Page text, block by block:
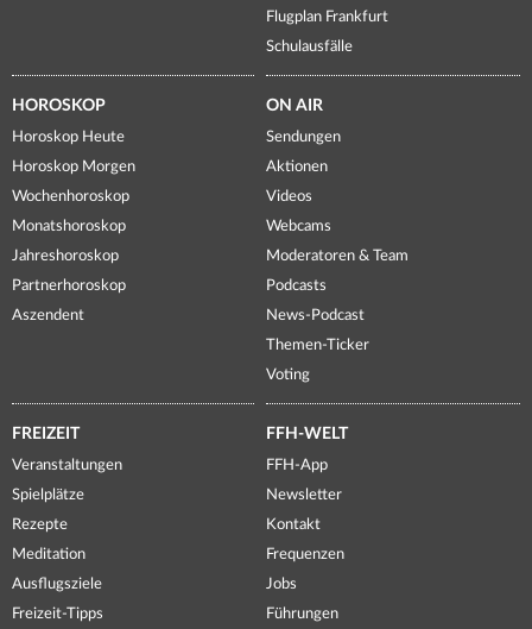
Flugplan Frankfurt
Schulausfälle
HOROSKOP
Horoskop Heute
Horoskop Morgen
Wochenhoroskop
Monatshoroskop
Jahreshoroskop
Partnerhoroskop
Aszendent
ON AIR
Sendungen
Aktionen
Videos
Webcams
Moderatoren & Team
Podcasts
News-Podcast
Themen-Ticker
Voting
FREIZEIT
Veranstaltungen
Spielplätze
Rezepte
Meditation
Ausflugsziele
Freizeit-Tipps
FFH-WELT
FFH-App
Newsletter
Kontakt
Frequenzen
Jobs
Führungen